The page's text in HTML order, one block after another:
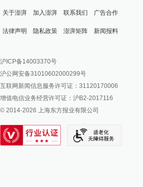
关于澎湃 加入澎湃 联系我们 广告合作
法律声明 隐私政策 澎湃矩阵
澎湃新闻公众号
澎湃新闻抖音号
派生万物开放平台
IP SHANGHAI
SIXTH TONE
新闻报料
报料邮箱: news@thepaper.cn
沪ICP备14003370号
沪公网安备31010602000299号
互联网新闻信息服务许可证：31120170006
增值电信业务经营许可证：沪B2-2017116
© 2014-2026 上海东方报业有限公司